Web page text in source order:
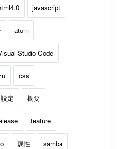
javascript
atom
Studio Code
css
設定 概要
feature
属性 samba